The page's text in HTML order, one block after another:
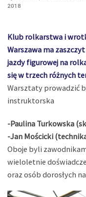
2018
Klub rolkarstwa i
Warszawa ma
jazdy figurowej na
się w trzech różnych
Warsztaty prowadzić
instruktorska
-Paulina Turkowska
-Jan Mościcki
Oboje byli
wieloletnie
oraz osób dorosłych